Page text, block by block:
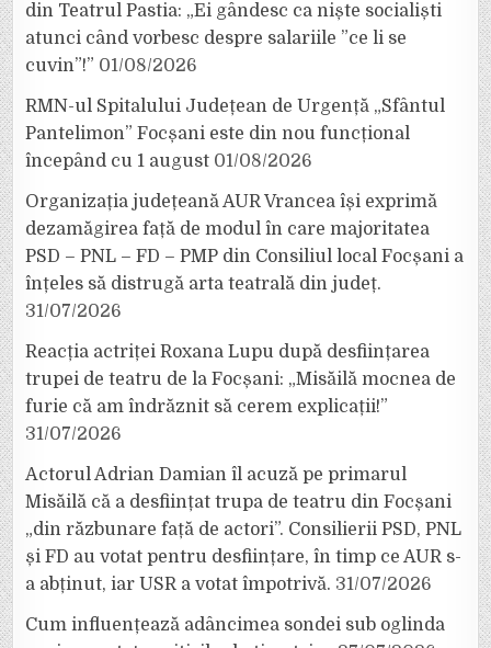
din Teatrul Pastia: „Ei gândesc ca niște socialiști
atunci când vorbesc despre salariile ”ce li se
cuvin”!” 01/08/2026
RMN-ul Spitalului Județean de Urgență „Sfântul
Pantelimon” Focșani este din nou funcțional
începând cu 1 august 01/08/2026
Organizația județeană AUR Vrancea își exprimă
dezamăgirea față de modul în care majoritatea
PSD – PNL – FD – PMP din Consiliul local Focșani a
înțeles să distrugă arta teatrală din județ.
31/07/2026
Reacția actriței Roxana Lupu după desființarea
trupei de teatru de la Focșani: „Misăilă mocnea de
furie că am îndrăznit să cerem explicații!”
31/07/2026
Actorul Adrian Damian îl acuză pe primarul
Misăilă că a desființat trupa de teatru din Focșani
„din răzbunare față de actori”. Consilierii PSD, PNL
și FD au votat pentru desființare, în timp ce AUR s-
a abținut, iar USR a votat împotrivă. 31/07/2026
Cum influențează adâncimea sondei sub oglinda